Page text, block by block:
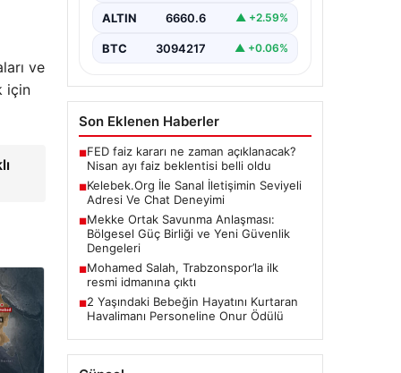
ve
için
Günümüzde birçok…
ALTIN 6660.6 ▲ +2.59%
BTC 3094217 ▲ +0.06%
Son Eklenen Haberler
■FED faiz kararı ne zaman açıklanacak?
Nisan ayı faiz beklentisi belli oldu
■Kelebek.Org İle Sanal İletişimin Seviyeli
Adresi Ve Chat Deneyimi
■Mekke Ortak Savunma Anlaşması:
Bölgesel Güç Birliği ve Yeni Güvenlik
Dengeleri
■Mohamed Salah, Trabzonspor’la ilk
resmi idmanına çıktı
■2 Yaşındaki Bebeğin Hayatını Kurtaran
Havalimanı Personeline Onur Ödülü